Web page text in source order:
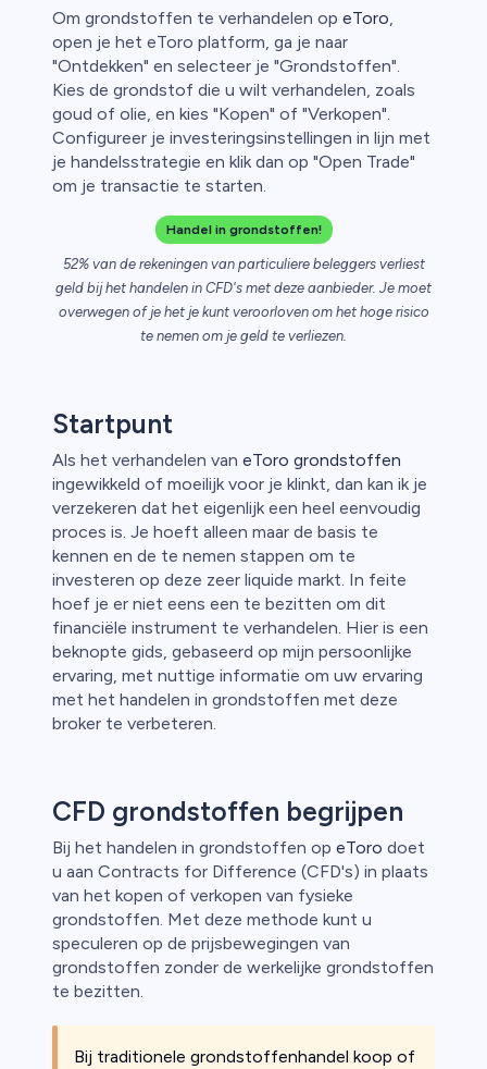
Om grondstoffen te verhandelen op eToro,
open je het eToro platform, ga je naar
"Ontdekken" en selecteer je "Grondstoffen".
Kies de grondstof die u wilt verhandelen, zoals
goud of olie, en kies "Kopen" of "Verkopen".
Configureer je investeringsinstellingen in lijn met
je handelsstrategie en klik dan op "Open Trade"
om je transactie te starten.
Handel in grondstoffen!
52% van de rekeningen van particuliere beleggers verliest
geld bij het handelen in CFD's met deze aanbieder. Je moet
overwegen of je het je kunt veroorloven om het hoge risico
te nemen om je geld te verliezen.
Startpunt
Als het verhandelen van eToro grondstoffen
ingewikkeld of moeilijk voor je klinkt, dan kan ik je
verzekeren dat het eigenlijk een heel eenvoudig
proces is. Je hoeft alleen maar de basis te
kennen en de te nemen stappen om te
investeren op deze zeer liquide markt. In feite
hoef je er niet eens een te bezitten om dit
financiële instrument te verhandelen. Hier is een
beknopte gids, gebaseerd op mijn persoonlijke
ervaring, met nuttige informatie om uw ervaring
met het handelen in grondstoffen met deze
broker te verbeteren.
CFD grondstoffen begrijpen
Bij het handelen in grondstoffen op eToro doet
u aan Contracts for Difference (CFD's) in plaats
van het kopen of verkopen van fysieke
grondstoffen. Met deze methode kunt u
speculeren op de prijsbewegingen van
grondstoffen zonder de werkelijke grondstoffen
te bezitten.
Bij traditionele grondstoffenhandel koop of